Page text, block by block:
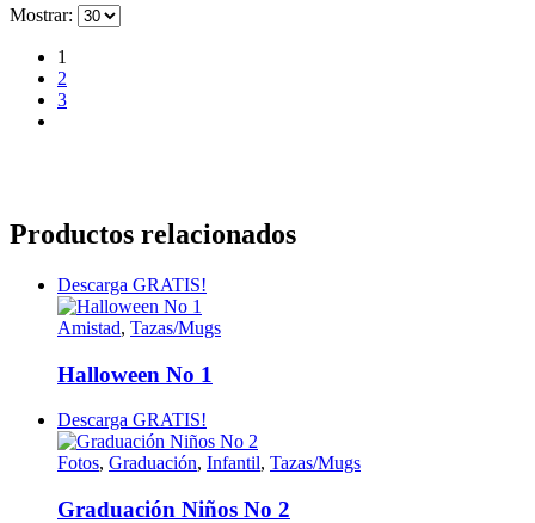
Mostrar:
1
2
3
Productos relacionados
Descarga GRATIS!
Amistad, Tazas/Mugs
Halloween No 1
Descarga GRATIS!
Fotos, Graduación, Infantil, Tazas/Mugs
Graduación Niños No 2